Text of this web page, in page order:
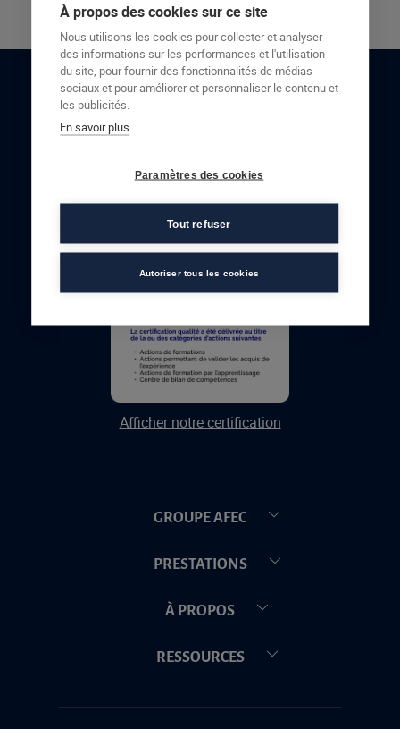
RESTONS EN CONTACT
Afficher notre certification
GROUPE AFEC
PRESTATIONS
À PROPOS
RESSOURCES
À propos des cookies sur ce site
Nous utilisons les cookies pour collecter et analyser
des informations sur les performances et l'utilisation
du site, pour fournir des fonctionnalités de médias
sociaux et pour améliorer et personnaliser le contenu et
les publicités.
En savoir plus
Paramètres des cookies
Tout refuser
Autoriser tous les cookies